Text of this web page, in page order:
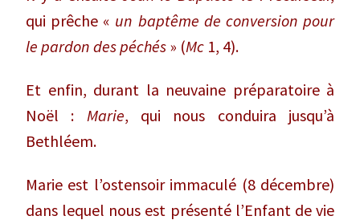
qui prêche « un baptême de conversion pour
le pardon des péchés » (Mc 1, 4).
Et enfin, durant la neuvaine préparatoire à
Noël : Marie, qui nous conduira jusqu’à
Bethléem.
Marie est l’ostensoir immaculé (8 décembre)
dans lequel nous est présenté l’Enfant de vie